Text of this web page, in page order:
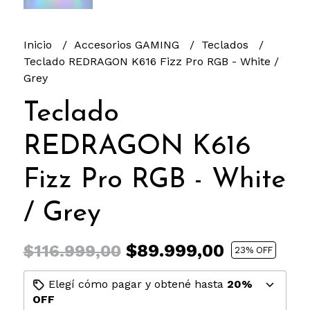
Inicio Accesorios GAMING
Teclados
Teclado REDRAGON K616 Fizz Pro RGB - White /
Grey
Teclado
REDRAGON K616
Fizz Pro RGB - White
/ Grey
$116.999,00$89.999,00 23% OFF
Elegí cómo pagar y obtené hasta 20%
OFF